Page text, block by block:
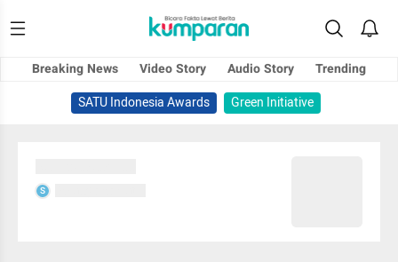
Breaking News Video Story Audio Story
Trending
SATU Indonesia Awards
Green Initiative
S